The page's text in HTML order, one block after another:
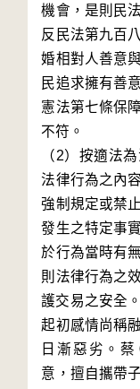
機會，是則民
反民法第九百
婚相對人善意
民追求擁有善
憲法第七條保
不符。
（2）按適法
法律行為之內
強制規定或禁
發生之特定事
於行為當時有
則法律行為之
護交易之安全
起初感情尚稱
日漸惡劣。
意，擅自攜帶